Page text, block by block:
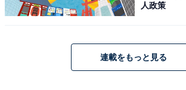
人政策
連載をもっと見る